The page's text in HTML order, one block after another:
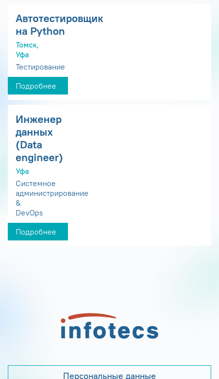
Автотестировщик
на Python
Томск,
Уфа
Тестирование
Подробнее
Инженер
данных
(Data
engineer)
Уфа
Системное
администрирование
&
DevOps
Подробнее
Персональные данные